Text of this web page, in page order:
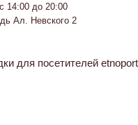
14:00 до 20:00
Ал. Невского 2